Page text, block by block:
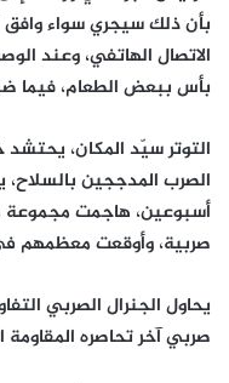
بأن ذلك سيجري سواء وافق
الاتصال الهاتفي، وعند
بأس ببعض الطعام، فيما
التوتر سيّد المكان،
الصرب المدججين
أسبوعين، هاجمت مجموعة
صربية، وأوقعت معظمهم
يحاول الجنرال الصربي
صربي آخر تحاصره